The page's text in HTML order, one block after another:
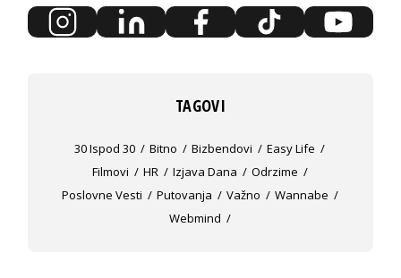
TAGOVI
30 Ispod 30 Bitno Bizbendovi
Easy Life
Filmovi
HR Izjava Dana
Odrzime
Poslovne Vesti
Putovanja Važno
Wannabe
Webmind